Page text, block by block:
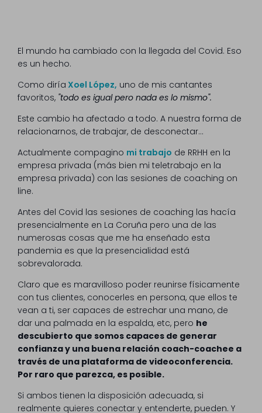
El mundo ha cambiado con la llegada del Covid. Eso
es un hecho.
Como diría Xoel López, uno de mis cantantes
favoritos, "todo es igual pero nada es lo mismo".
Este cambio ha afectado a todo. A nuestra forma de
relacionarnos, de trabajar, de desconectar...
Actualmente compagino mi trabajo de RRHH en la
empresa privada (más bien mi teletrabajo en la
empresa privada) con las sesiones de coaching on
line.
Antes del Covid las sesiones de coaching las hacía
presencialmente en La Coruña pero una de las
numerosas cosas que me ha enseñado esta
pandemia es que la presencialidad está
sobrevalorada.
Claro que es maravilloso poder reunirse físicamente
con tus clientes, conocerles en persona, que ellos te
vean a ti, ser capaces de estrechar una mano, de
dar una palmada en la espalda, etc, pero he
descubierto que somos capaces de generar
confianza y una buena relación coach-coachee a
través de una plataforma de videoconferencia.
Por raro que parezca, es posible.
Si ambos tienen la disposición adecuada, si
realmente quieres conectar y entenderte, pueden. Y